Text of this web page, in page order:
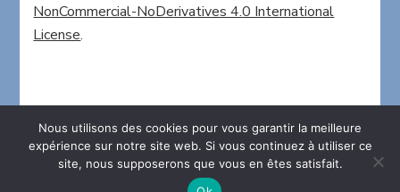
NonCommercial-NoDerivatives 4.0 International
License.
2026 CopyrightLa maison en folie.Blossom Chic -
Blossom Themes.Propulsé par
Nous utilisons des cookies pour vous garantir la meilleure
expérience sur notre site web. Si vous continuez à utiliser ce
site, nous supposerons que vous en êtes satisfait.